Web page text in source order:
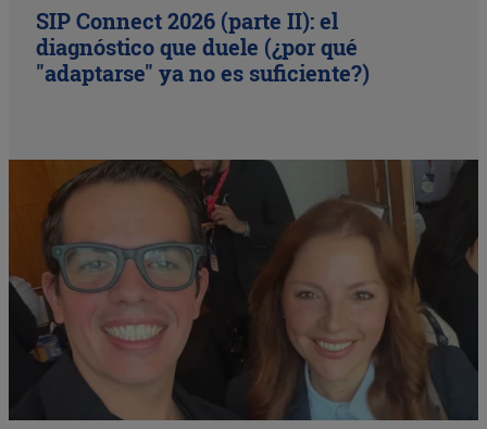
SIP Connect 2026 (parte II): el
diagnóstico que duele (¿por qué
"adaptarse" ya no es suficiente?)